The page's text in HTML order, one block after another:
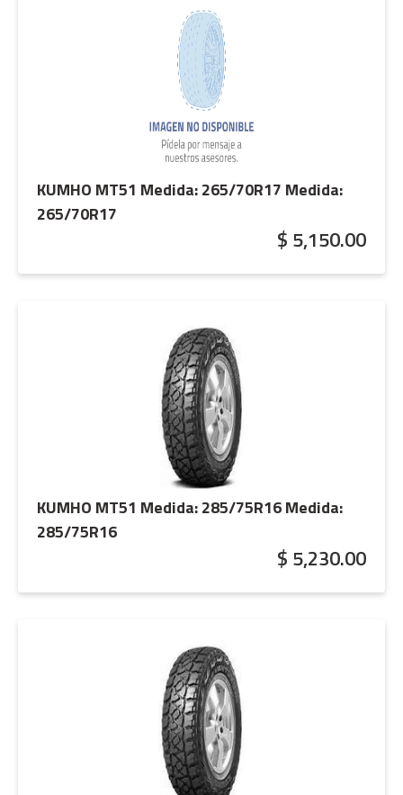
KUMHO MT51 Medida: 265/70R17 Medida:
265/70R17
$ 5,150.00
KUMHO MT51 Medida: 285/75R16Medida:
285/75R16
$ 5,230.00